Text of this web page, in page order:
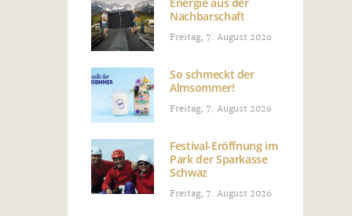
Nachbarschaft
Freitag, 7. August 2026
So schmeckt der
Almsommer!
Freitag, 7. August 2026
Festival-Eröffnung im
Park der Sparkasse
Schwaz
Freitag, 7. August 2026